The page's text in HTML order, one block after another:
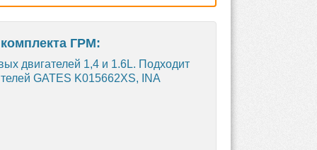
ГРМ:
двигателей 1,4 и 1.6L. Подходит
GATES K015662XS, INA